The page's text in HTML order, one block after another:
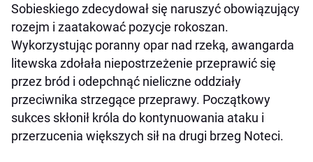
Sobieskiego zdecydował się naruszyć obowiązujący
rozejm i zaatakować pozycje rokoszan.
Wykorzystując poranny opar nad rzeką, awangarda
litewska zdołała niepostrzeżenie przeprawić się
przez bród i odepchnąć nieliczne oddziały
przeciwnika strzegące przeprawy. Początkowy
sukces skłonił króla do kontynuowania ataku i
przerzucenia większych sił na drugi brzeg Noteci.